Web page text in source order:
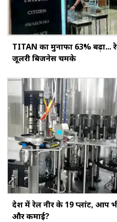
TITAN का मुनाफा 63% बढ़ा...
जूलरी बिजनेस चमके
देश में रेल नीर के 19 प्लांट, आप
और कमाई?